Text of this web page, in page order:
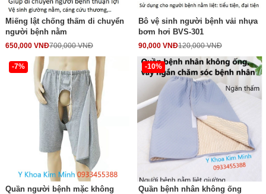
Miếng lật chống thấm di chuyển
người bệnh nằm
650,000 VNĐ700,000 VNĐ
Bô vệ sinh người bệnh vải nhựa
bơm hơi BVS-301
90,000 VNĐ120,000 VNĐ
-7%
Quần người bệnh mặc không
-10%
Quần bệnh nhân không ống